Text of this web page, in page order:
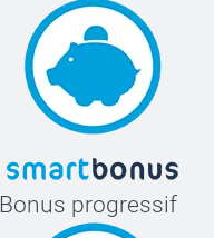
Bonus progressif